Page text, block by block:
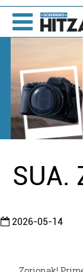
SUA.
2026-05-14